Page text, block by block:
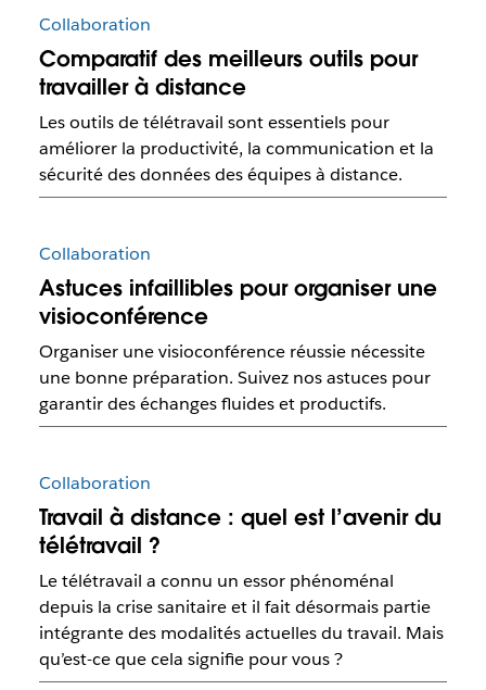
Collaboration
Comparatif des meilleurs outils pour
travailler à distance
Les outils de télétravail sont essentiels pour
améliorer la productivité, la communication et la
sécurité des données des équipes à distance.
Collaboration
Astuces infaillibles pour organiser une
visioconférence
Organiser une visioconférence réussie nécessite
une bonne préparation. Suivez nos astuces pour
garantir des échanges fluides et productifs.
Collaboration
Travail à distance : quel est l’avenir du
télétravail ?
Le télétravail a connu un essor phénoménal
depuis la crise sanitaire et il fait désormais partie
intégrante des modalités actuelles du travail. Mais
qu’est-ce que cela signifie pour vous ?